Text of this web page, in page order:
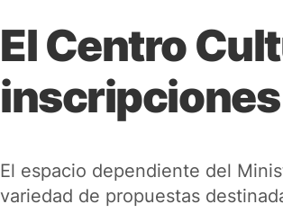
El Centro
El espacio dependiente del
variedad de propuestas